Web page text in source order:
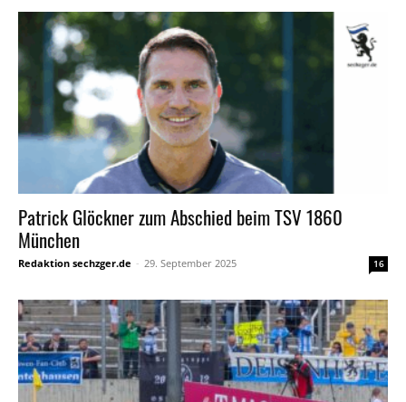
Patrick Glöckner zum Abschied beim TSV 1860
München
Redaktion sechzger.de - 29. September 2025 16